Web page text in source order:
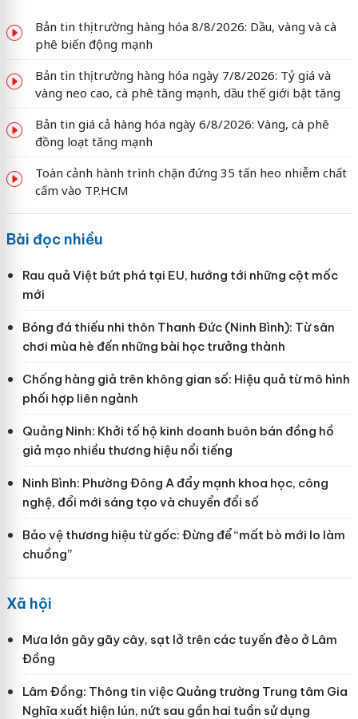
Bản tin thị trường hàng hóa 8/8/2026: Dầu, vàng và cà
phê biến động mạnh
Bản tin thị trường hàng hóa ngày 7/8/2026: Tỷ giá và
vàng neo cao, cà phê tăng mạnh, dầu thế giới bật tăng
Bản tin giá cả hàng hóa ngày 6/8/2026: Vàng, cà phê
đồng loạt tăng mạnh
Toàn cảnh hành trình chặn đứng 35 tấn heo nhiễm chất
cấm vào TP.HCM
Bài đọc nhiều
Rau quả Việt bứt phá tại EU, hướng tới những cột mốc
mới
Bóng đá thiếu nhi thôn Thanh Đức (Ninh Bình): Từ sân
chơi mùa hè đến những bài học trưởng thành
Chống hàng giả trên không gian số: Hiệu quả từ mô hình
phối hợp liên ngành
Quảng Ninh: Khởi tố hộ kinh doanh buôn bán đồng hồ
giả mạo nhiều thương hiệu nổi tiếng
Ninh Bình: Phường Đông A đẩy mạnh khoa học, công
nghệ, đổi mới sáng tạo và chuyển đổi số
Bảo vệ thương hiệu từ gốc: Đừng để “mất bò mới lo làm
chuồng”
Xã hội
Mưa lớn gây gãy cây, sạt lở trên các tuyến đèo ở Lâm
Đồng
Lâm Đồng: Thông tin việc Quảng trường Trung tâm Gia
Nghĩa xuất hiện lún, nứt sau gần hai tuần sử dụng